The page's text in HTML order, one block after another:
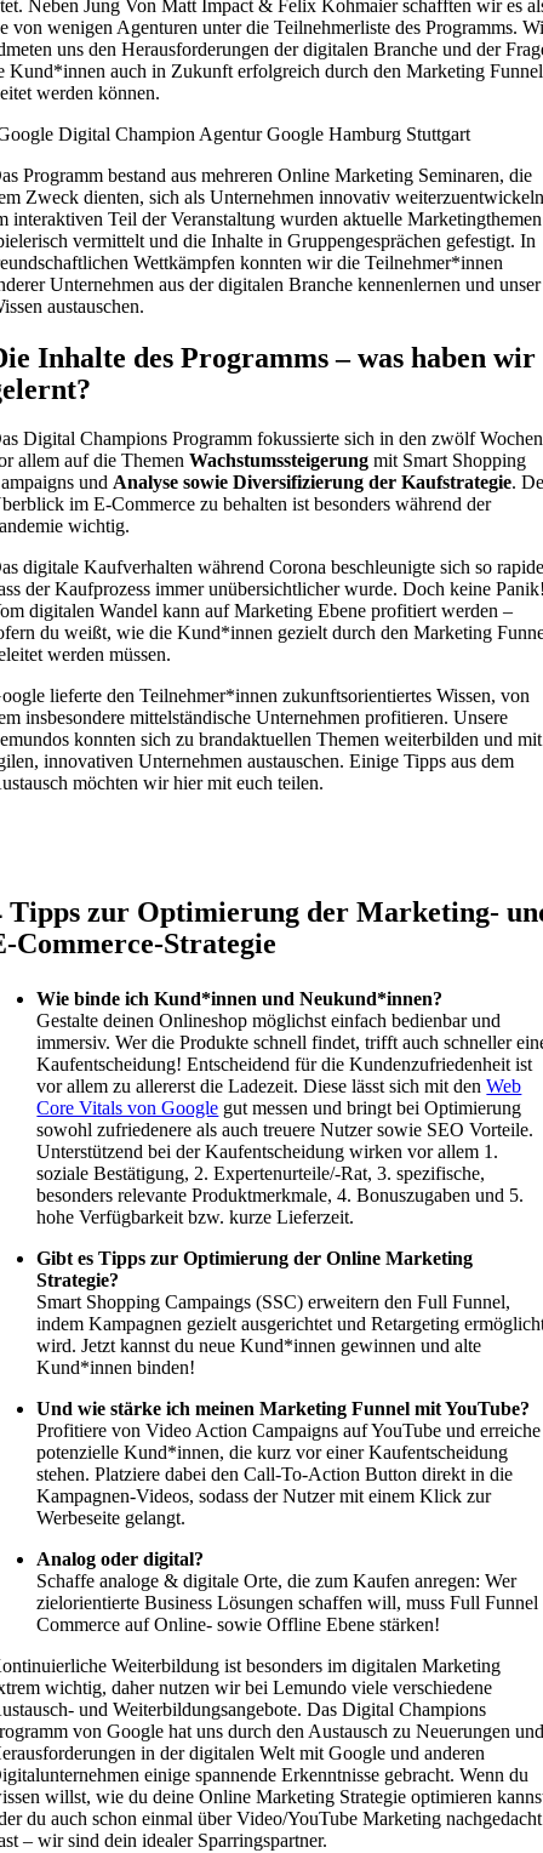
Neben Jung Von Matt Impact & Felix Kohmaier schafften wir es
von wenigen Agenturen unter die Teilnehmerliste des Programms.
uns den Herausforderungen der digitalen Branche und der
Kund*innen auch in Zukunft erfolgreich durch den Marketing Funnel
werden können.
Programm bestand aus mehreren Online Marketing Seminaren, die
Zweck dienten, sich als Unternehmen innovativ
interaktiven Teil der Veranstaltung wurden aktuelle Marketingthemen
vermittelt und die Inhalte in Gruppengesprächen gefestigt. In
Wettkämpfen konnten wir die Teilnehmer*innen
Unternehmen aus der digitalen Branche kennenlernen und unser
austauschen.
Inhalte des Programms – was haben wir
Digital Champions Programm fokussierte sich in den zwölf Wochen
allem auf die ThemenWachstumssteigerung mit Smart Shopping
undAnalyse sowie Diversifizierung der Kaufstrategie.
im E-Commerce zu behalten ist besonders während der
wichtig.
digitale Kaufverhalten während Corona beschleunigte sich so
der Kaufprozess immer unübersichtlicher wurde. Doch keine
digitalen Wandel kann auf Marketing Ebene profitiert werden –
du weißt, wie die Kund*innen gezielt durch den Marketing
werden müssen.
lieferte den Teilnehmer*innen zukunftsorientiertes Wissen, von
insbesondere mittelständische Unternehmen profitieren. Unsere
konnten sich zu brandaktuellen Themen weiterbilden und mit
innovativen Unternehmen austauschen. Einige Tipps aus dem
möchten wir hier mit euch teilen.
Tipps zur Optimierung der Marketing-
Commerce-Strategie
Wie binde ich Kund*innen und Neukund*innen?
Gestalte deinen Onlineshop möglichst einfach bedienbar und
immersiv. Wer die Produkte schnell findet, trifft auch schneller
Kaufentscheidung! Entscheidend für die Kundenzufriedenheit ist
vor allem zu allererst die Ladezeit. Diese lässt sich mit denWeb
Core Vitals von Google gut messen und bringt bei Optimierung
sowohl zufriedenere als auch treuere Nutzer sowie SEO Vorteile.
Unterstützend bei der Kaufentscheidung wirken vor allem 1.
soziale Bestätigung, 2. Expertenurteile/-Rat, 3. spezifische,
besonders relevante Produktmerkmale, 4. Bonuszugaben und 5.
hohe Verfügbarkeit bzw. kurze Lieferzeit.
Gibt es Tipps zur Optimierung der Online Marketing
Strategie?
Smart Shopping Campaings (SSC) erweitern den Full Funnel,
indem Kampagnen gezielt ausgerichtet und Retargeting
wird. Jetzt kannst du neue Kund*innen gewinnen und alte
Kund*innen binden!
Und wie stärke ich meinen Marketing Funnel mit YouTube?
Profitiere von Video Action Campaigns auf YouTube und erreiche
potenzielle Kund*innen, die kurz vor einer Kaufentscheidung
stehen. Platziere dabei den Call-To-Action Button direkt in die
Kampagnen-Videos, sodass der Nutzer mit einem Klick zur
Werbeseite gelangt.
Analog oder digital?
Schaffe analoge & digitale Orte, die zum Kaufen anregen: Wer
zielorientierte Business Lösungen schaffen will, muss Full Funnel
Commerce auf Online- sowie Offline Ebene stärken!
Weiterbildung ist besonders im digitalen Marketing
wichtig, daher nutzen wir bei Lemundo viele verschiedene
und Weiterbildungsangebote. Das Digital Champions
von Google hat uns durch den Austausch zu Neuerungen
in der digitalen Welt mit Google und anderen
einige spannende Erkenntnisse gebracht. Wenn du
willst, wie du deine Online Marketing Strategie optimieren
du auch schon einmal über Video/YouTube Marketing nachgedacht
– wir sind dein idealer Sparringspartner.